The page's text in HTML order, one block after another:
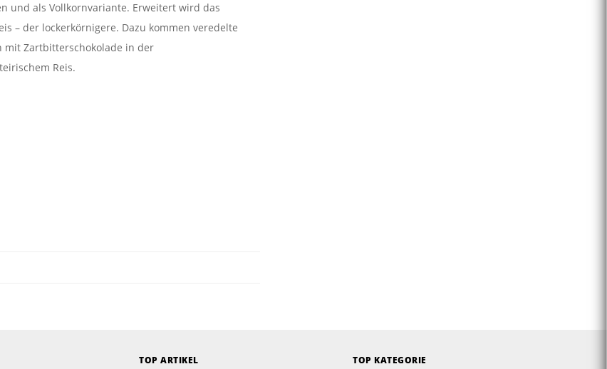
und als Vollkornvariante. Erweitert wird das
– der lockerkörnigere. Dazu kommen veredelte
mit Zartbitterschokolade in der
Reis.
TOP ARTIKEL TOP KATEGORIE